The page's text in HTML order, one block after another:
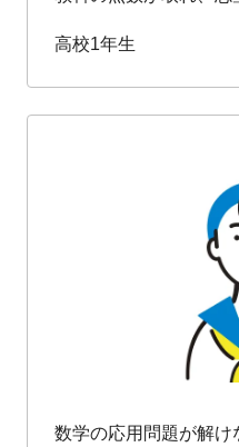
高校1年生
数学の応用問題が解け